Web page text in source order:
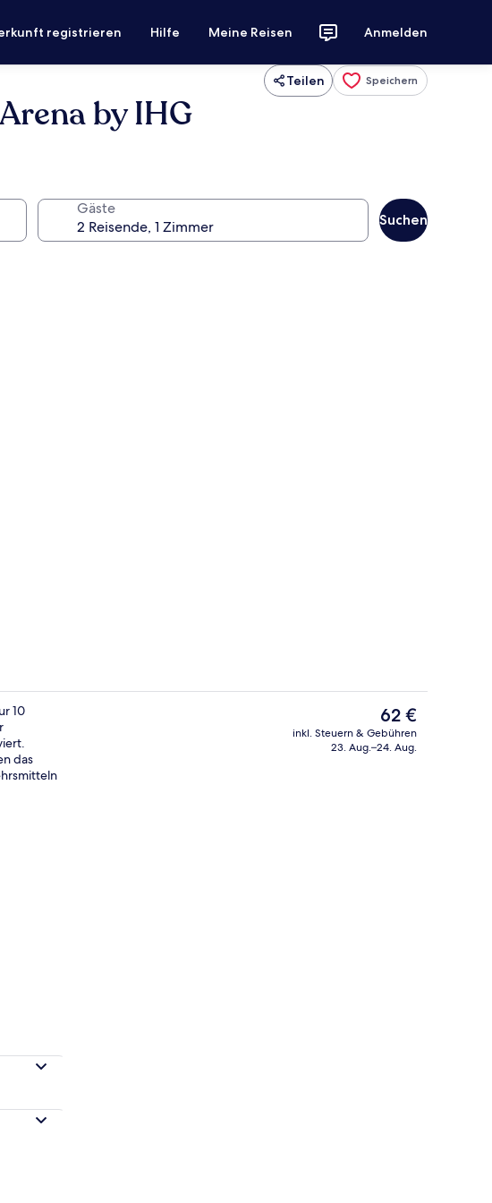
registrieren Hilfe Meine Reisen Anmelden
Teilen Speichern
by IHG
Gäste
Suchen
Allergikerbettwaren, Zimmersafe, Schreibtisch Tägliches inbegriffenes
10
das
Der
aktuelle
Preis
62 €
inkl. Steuern & Gebühren
23. Aug.–24. Aug.